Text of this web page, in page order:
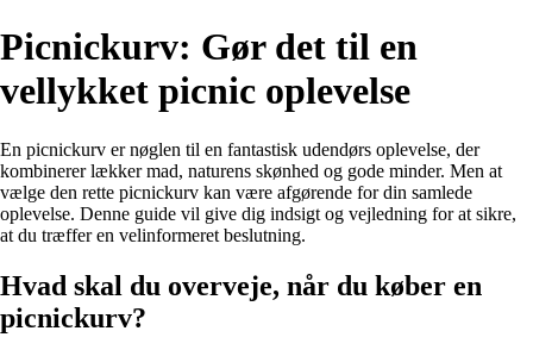
Picnickurv: Gør det til en
vellykket picnic oplevelse
En picnickurv er nøglen til en fantastisk udendørs oplevelse, der
kombinerer lækker mad, naturens skønhed og gode minder. Men at
vælge den rette picnickurv kan være afgørende for din samlede
oplevelse. Denne guide vil give dig indsigt og vejledning for at sikre,
at du træffer en velinformeret beslutning.
Hvad skal du overveje, når du køber en
picnickurv?